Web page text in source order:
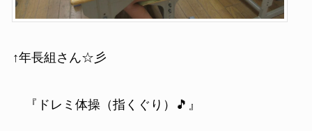
↑年長組さん☆彡
『ドレミ体操（指くぐり）🎵』